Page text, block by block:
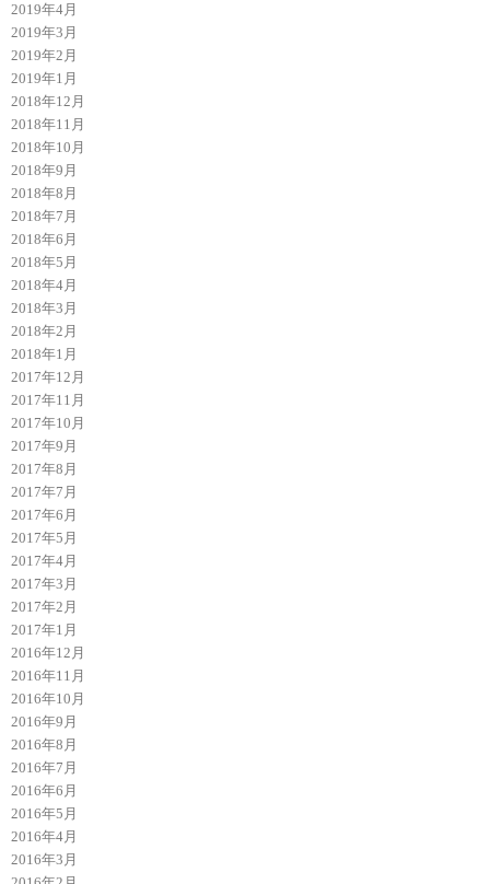
2019年4月
2019年3月
2019年2月
2019年1月
2018年12月
2018年11月
2018年10月
2018年9月
2018年8月
2018年7月
2018年6月
2018年5月
2018年4月
2018年3月
2018年2月
2018年1月
2017年12月
2017年11月
2017年10月
2017年9月
2017年8月
2017年7月
2017年6月
2017年5月
2017年4月
2017年3月
2017年2月
2017年1月
2016年12月
2016年11月
2016年10月
2016年9月
2016年8月
2016年7月
2016年6月
2016年5月
2016年4月
2016年3月